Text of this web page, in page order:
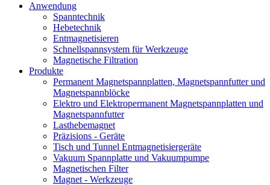
Anwendung
Spanntechnik
Hebetechnik
Entmagnetisieren
Schnellspannsystem für Werkzeuge
Magnetische Filtration
Produkte
Permanent Magnetspannplatten, Magnetspannfutter und
Magnetspannblöcke
Elektro und Elektropermanent Magnetspannplatten und
Magnetspannfutter
Lasthebemagnet
Präzisions - Geräte
Tisch und Tunnel Entmagnetisiergeräte
Vakuum Spannplatte und Vakuumpumpe
Magnetischen Filter
Magnet - Werkzeuge